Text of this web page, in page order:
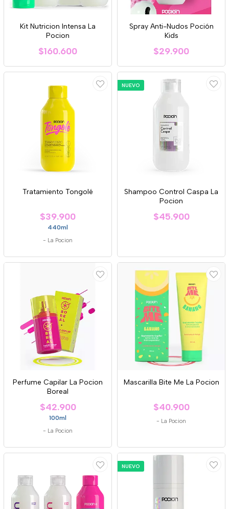
Kit Nutricion Intensa La
Pocion
$160.600
Spray Anti-Nudos Poción
Kids
$29.900
Tratamiento Tongolé
$39.900
440ml
- La Pocion
NUEVO
Shampoo Control Caspa La
Pocion
$45.900
Perfume Capilar La Pocion
Boreal
$42.900
100ml
- La Pocion
Mascarilla Bite Me La Pocion
$40.900
- La Pocion
NUEVO